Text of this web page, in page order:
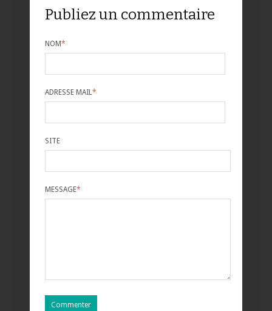
Publiez un commentaire
NOM*
ADRESSE MAIL*
SITE
MESSAGE*